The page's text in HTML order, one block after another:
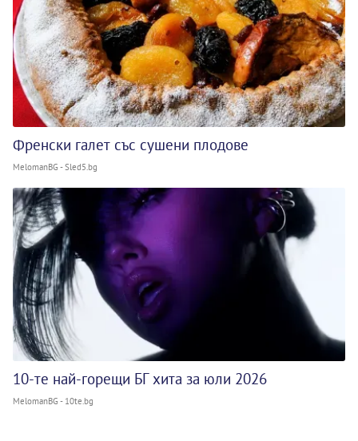
Френски галет със сушени плодове
MelomanBG - Sled5.bg
10-те най-горещи БГ хита за юли 2026
MelomanBG - 10te.bg